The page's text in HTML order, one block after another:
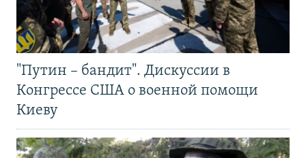
"Путин – бандит". Дискуссии в
Конгрессе США о военной помощи
Киеву